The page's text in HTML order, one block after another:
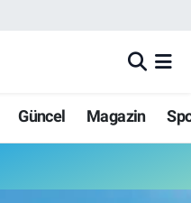
Güncel Magazin